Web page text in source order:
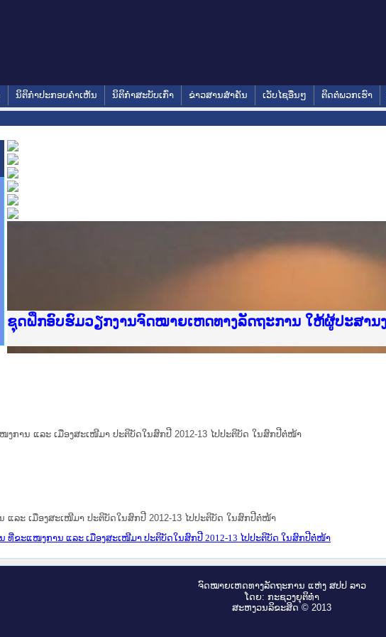
ນິຕິກໍາປະກອບຄໍາເຫັນ ນິຕິກໍາສະບັບເກົ່າ ຂ່າວສານສໍາຄັນ ເວັບໄຊອື່ນໆ ຕິດຕໍ່ພວກເຮົາ
Ministry of Justice Lao PDR
ເຜີຍແຜ່ວັບໄຊຈົດໝາຍເຫດທາງລັດຖະການ ແລະ ແອັບກົດໝາຍລ
ກະຊວງຍຸຕິທຳ
ຊຸດຝຶກອົບຮົມວຽກງານຈົດໝາຍເຫດທາງລັດຖະການ ໃຫ້ຜູ້ປະສາ
ກອງປະຊຸມທົບທວນຄືນການຈັດຕັ້ງປະຕິບັດວຽກງານຈົດໝາຍເຫດທ
ຝຶກອົບຮົມ ຜູ່ປະສານງານວຽກງານຈົດໝາຍເຫດທາງລັດຖະການ ສ
ຝຶກອົບຮົມ ຜູ່ປະສານງານວຽກງານຈົດໝາຍເຫດທາງລັດຖະການ ສ
ເຜີຍແຜ່ແອັບກົດໝາຍລາວ ແລະ ເວັບໄຊຈົດໝາຍເຫດທາງລັດຖະ
ເຜີຍແຜ່ແອັບກົດໝາຍລາວ ແລະ ເວັບໄຊຈົດໝາຍເຫດທາງລັດຖະ
ຍົກລະດັບວຽກງານຈົດໝາຍເຫດທາງລັດຖະການໃຫ້ຜູ້ປະສານງາ
ຊຸດຝຶກອົບຮົມວຽກງານຈົດໝາຍເຫດທາງລັດຖະການ ໃຫ້ຜູ້ປະສານ
ງການ ແລະ ເມືອງສະເໜີມາ ປະຕິບັດໃນສົກປີ 2012-13 ໄປປະຕິບັດ ໃນສົກປີຕໍ່ໜ້າ
ແລະ ເມືອງສະເໜີມາ ປະຕິບັດໃນສົກປີ 2012-13 ໄປປະຕິບັດ ໃນສົກປີຕໍ່ໜ້າ
ທີ່ຂະແໜງການ ແລະ ເມືອງສະເໜີມາ ປະຕິບັດໃນສົກປີ 2012-13 ໄປປະຕິບັດ ໃນສົກປີຕໍ່ໜ້າ
ຈົດ​ໝາຍ​ເຫດ​ທາງ​ລັດ​ຖະ​ການ ແຫ່ງ ສ​ປ​ປ ລາວ
ໂດຍ: ກະ​ຊວງຍຸ​ຕິ​ທຳ
ສະ​ຫງວນ​ລິ​ຂະ​ສິດ © 2013